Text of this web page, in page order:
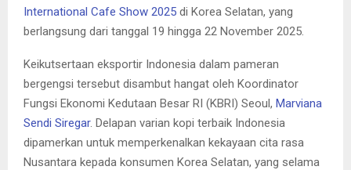
International Cafe Show 2025 di Korea Selatan, yang
berlangsung dari tanggal 19 hingga 22 November 2025.
Keikutsertaan eksportir Indonesia dalam pameran
bergengsi tersebut disambut hangat oleh Koordinator
Fungsi Ekonomi Kedutaan Besar RI (KBRI) Seoul, Marviana
Sendi Siregar. Delapan varian kopi terbaik Indonesia
dipamerkan untuk memperkenalkan kekayaan cita rasa
Nusantara kepada konsumen Korea Selatan, yang selama